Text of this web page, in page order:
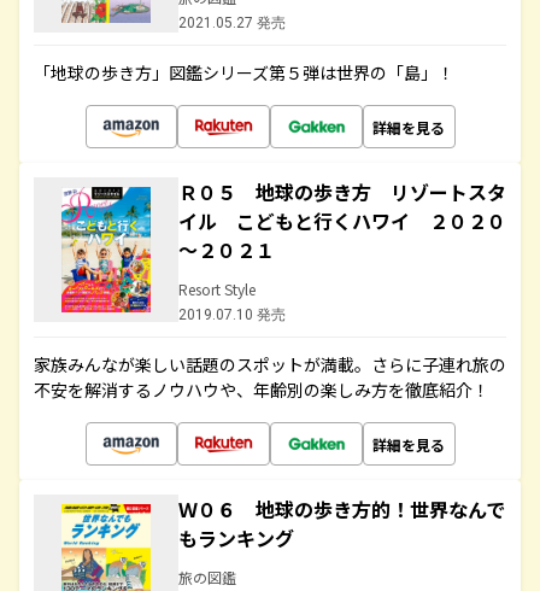
2021.05.27 発売
「地球の歩き方」図鑑シリーズ第５弾は世界の「島」！
詳細を見る
Ｒ０５ 地球の歩き方 リゾートスタ
イル こどもと行くハワイ ２０２０
～２０２１
Resort Style
2019.07.10 発売
家族みんなが楽しい話題のスポットが満載。さらに子連れ旅の
不安を解消するノウハウや、年齢別の楽しみ方を徹底紹介！
詳細を見る
Ｗ０６ 地球の歩き方的！世界なんで
もランキング
旅の図鑑